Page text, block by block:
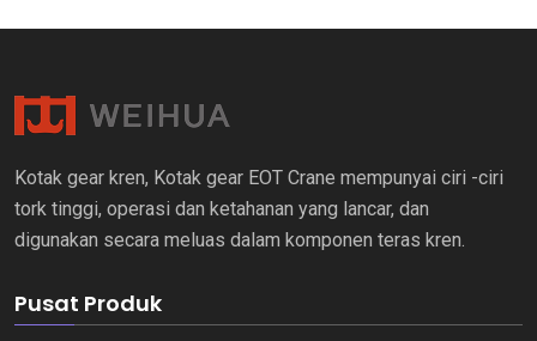
Kotak gear kren, Kotak gear EOT Crane mempunyai ciri -ciri
tork tinggi, operasi dan ketahanan yang lancar, dan
digunakan secara meluas dalam komponen teras kren.
Pusat Produk